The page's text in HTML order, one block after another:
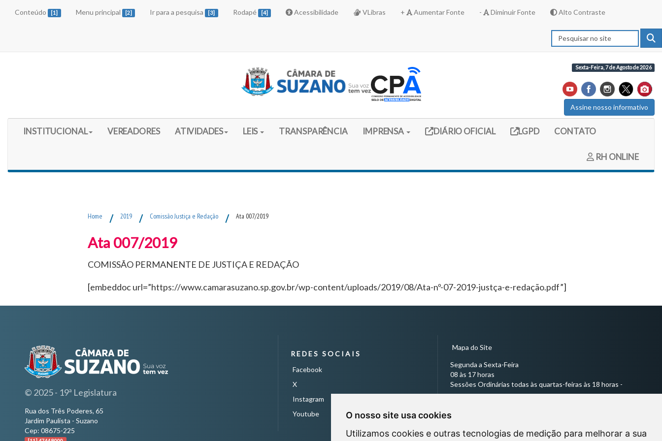
O nosso site usa cookies
Utilizamos cookies e outras tecnologias de medição para melhorar a sua
Conteúdo [1] Menu principal [2] Ir para a pesquisa [3] Rodapé [4] Acessibilidade VLibras + Aumentar Fonte - Diminuir Fonte Alto Contraste
Sexta-Feira, 7 de Agosto de 2026
Assine nosso informativo
Início do Menu Principal
INSTITUCIONAL VEREADORES ATIVIDADES LEIS TRANSPARÊNCIA IMPRENSA Link externo (site do diario oficial do legislativo)
DIÁRIO OFICIAL Link externo (site com informações LGPD)
LGPD CONTATO
RH ONLINE
Home / 2019 / Comissão Justiça e Redação / Ata 007/2019
Ata 007/2019
COMISSÃO PERMANENTE DE JUSTIÇA E REDAÇÃO
[embeddoc url=”https://www.camarasuzano.sp.gov.br/wp-content/uploads/2019/08/Ata-nº-07-2019-justça-e-redação.pdf”]
© 2025 - 19ª Legislatura
Rua dos Três Poderes, 65
Jardim Paulista - Suzano
Cep: 08675-225
REDES SOCIAIS
Facebook
X
Instagram
Youtube
Mapa do Site
Segunda a Sexta-Feira
08 às 17 horas
Sessões Ordinárias todas às quartas-feiras às 18 horas -